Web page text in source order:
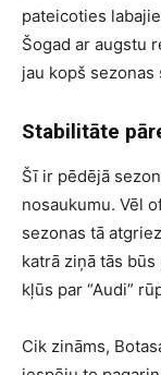
pateicoties
Šogad ar augstu
jau kopš sezonas
Stabilitāte
Šī ir pēdējā
nosaukumu. Vēl
sezonas tā
katrā ziņā tās
kļūs par “Audi”
Cik zināms,